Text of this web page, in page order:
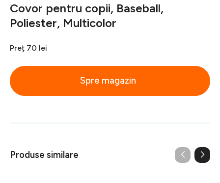
Covor pentru copii, Baseball,
Poliester, Multicolor
Preț 70 lei
Spre magazin
Produse similare